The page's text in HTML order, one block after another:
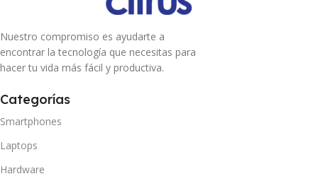
Nuestro compromiso es ayudarte a
encontrar la tecnología que necesitas para
hacer tu vida más fácil y productiva.
Categorías
Smartphones
Laptops
Hardware